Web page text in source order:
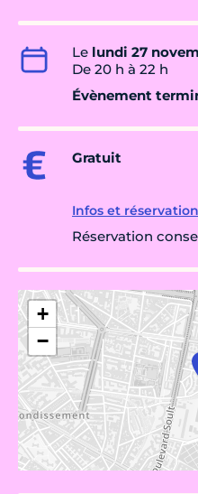
Le lundi 27
De 20 h à 22 h
Évènement
Gratuit
Infos et
Réservation
+
−